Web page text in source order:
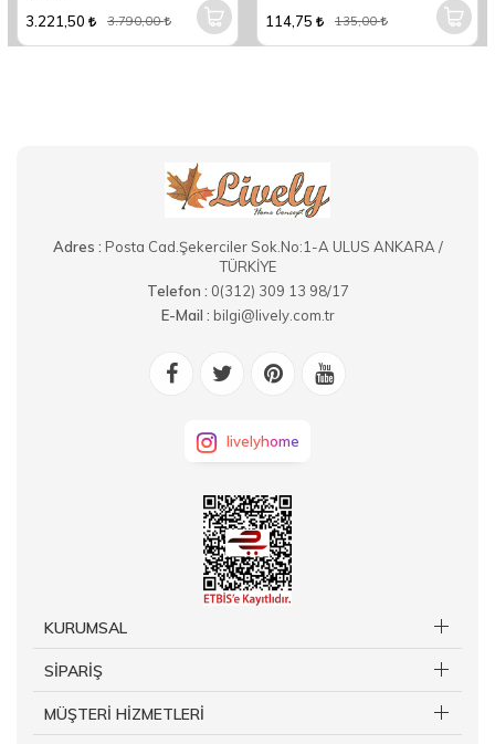
3.221,50 3.790,00 114,75 135,00
Adres : Posta Cad.Şekerciler Sok.No:1-A ULUS ANKARA /
TÜRKİYE
Telefon : 0(312) 309 13 98/17
E-Mail : bilgi@lively.com.tr
livelyhome
KURUMSAL
SİPARİŞ
MÜŞTERİ HİZMETLERİ